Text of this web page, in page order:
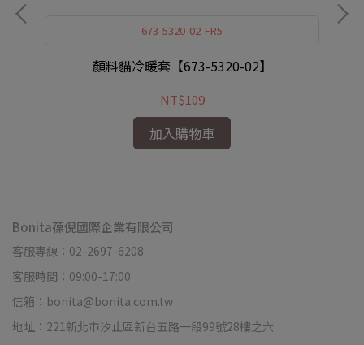
673-5320-02-FR5
顏料貓冷暖套【673-5320-02】
NT$109
加入購物車
Bonita葆倪國際企業有限公司
客服專線：02-2697-6208
客服時間：09:00-17:00
信箱：bonita@bonita.com.tw
地址：221新北市汐止區新台五路一段99號28樓之六